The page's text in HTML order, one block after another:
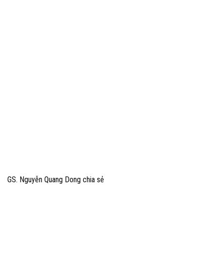
GS. Nguyễn Quang Dong chia sẻ